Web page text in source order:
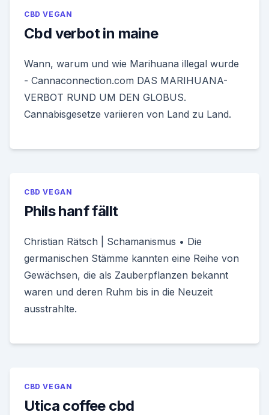
CBD VEGAN
Cbd verbot in maine
Wann, warum und wie Marihuana illegal wurde
- Cannaconnection.com DAS MARIHUANA-
VERBOT RUND UM DEN GLOBUS.
Cannabisgesetze variieren von Land zu Land.
CBD VEGAN
Phils hanf fällt
Christian Rätsch | Schamanismus • Die
germanischen Stämme kannten eine Reihe von
Gewächsen, die als Zauberpflanzen bekannt
waren und deren Ruhm bis in die Neuzeit
ausstrahlte.
CBD VEGAN
Utica coffee cbd